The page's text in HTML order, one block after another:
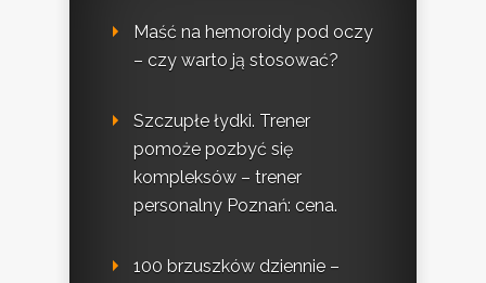
Maść na hemoroidy pod oczy
– czy warto ją stosować?
Szczupłe łydki. Trener
pomoże pozbyć się
kompleksów – trener
personalny Poznań: cena.
100 brzuszków dziennie –